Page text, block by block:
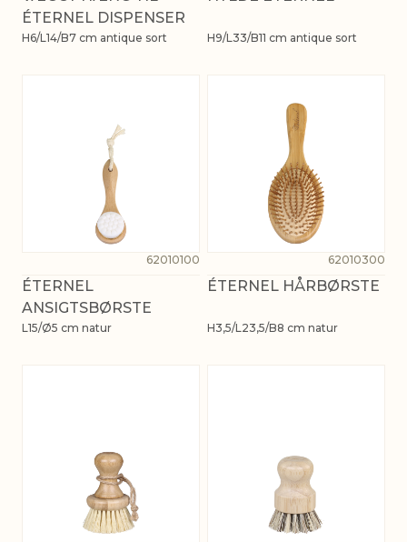
ÉTERNEL DISPENSER
H6/L14/B7 cm antique sort H9/L33/B11 cm antique sort
62010100
ÉTERNEL
ANSIGTSBØRSTE
L15/Ø5 cm natur
62010300
ÉTERNEL HÅRBØRSTE
H3,5/L23,5/B8 cm natur